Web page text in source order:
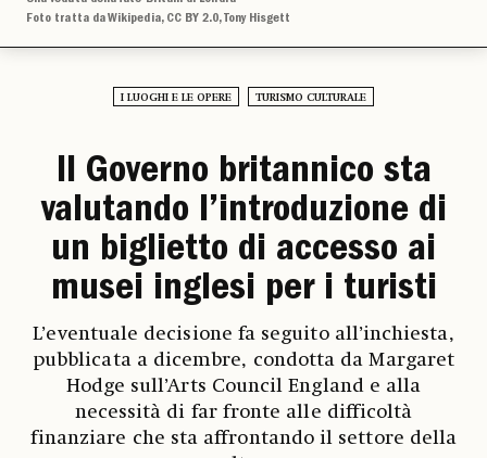
Foto tratta da Wikipedia, CC BY 2.0, Tony Hisgett
I LUOGHI E LE OPERE TURISMO CULTURALE
Il Governo britannico sta
valutando l’introduzione di
un biglietto di accesso ai
musei inglesi per i turisti
L’eventuale decisione fa seguito all’inchiesta,
pubblicata a dicembre, condotta da Margaret
Hodge sull’Arts Council England e alla
necessità di far fronte alle difficoltà
finanziare che sta affrontando il settore della